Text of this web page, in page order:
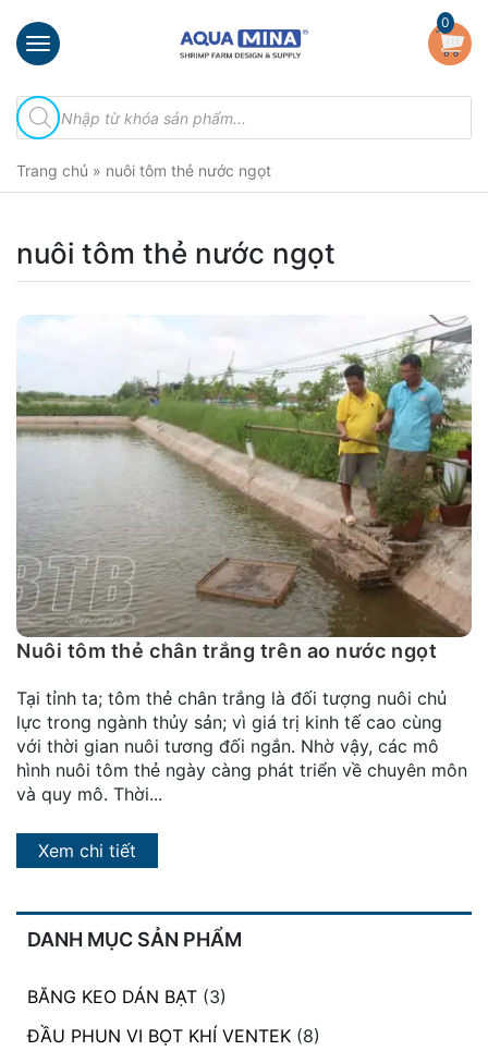
×
chủ
thiệu
phẩm
Đầu
Bọt
Ventek
Hướng
đặt
Quy
định
Blog
chia
Liên
hệ
0
Tìm
kiếm
sản
Trang chủ » nuôi tôm thẻ nước ngọt
DANH MỤC SẢN PHẨM
BĂNG KEO DÁN BẠT (3)
ĐẦU PHUN VI BỌT KHÍ VENTEK (8)
nuôi tôm thẻ nước ngọt
Nuôi tôm thẻ chân trắng trên ao nước ngọt
Tại tỉnh ta; tôm thẻ chân trắng là đối tượng nuôi chủ
lực trong ngành thủy sản; vì giá trị kinh tế cao cùng
với thời gian nuôi tương đối ngắn. Nhờ vậy, các mô
hình nuôi tôm thẻ ngày càng phát triển về chuyên môn
và quy mô. Thời...
Xem chi tiết